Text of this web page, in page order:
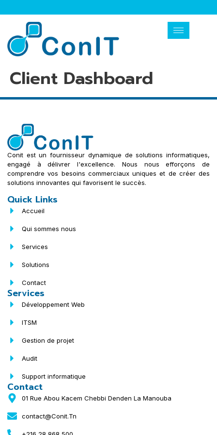
Client Dashboard
Conit est un fournisseur dynamique de solutions informatiques,
engagé à délivrer l'excellence. Nous nous efforçons de
comprendre vos besoins commerciaux uniques et de créer des
solutions innovantes qui favorisent le succès.
Quick Links
Accueil
Qui sommes nous
Services
Solutions
Contact
Services
Développement Web
ITSM
Gestion de projet
Audit
Support informatique
Contact
01 Rue Abou Kacem Chebbi Denden La Manouba
contact@Conit.Tn